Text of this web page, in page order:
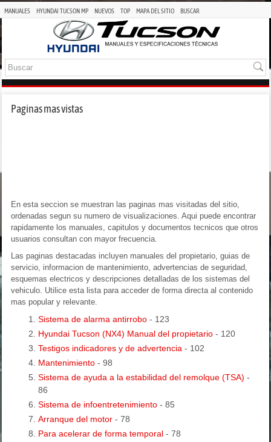
MANUALES HYUNDAI TUCSON MP NUEVOS TOP MAPA DEL SITIO BUSCAR
Paginas mas vistas
En esta seccion se muestran las paginas mas visitadas del sitio,
ordenadas segun su numero de visualizaciones. Aqui puede encontrar
rapidamente los manuales, capitulos y documentos tecnicos que otros
usuarios consultan con mayor frecuencia.
Las paginas destacadas incluyen manuales del propietario, guias de
servicio, informacion de mantenimiento, advertencias de seguridad,
esquemas electricos y descripciones detalladas de los sistemas del
vehiculo. Utilice esta lista para acceder de forma directa al contenido
mas popular y relevante.
Sistema de alarma antirrobo - 123
Hyundai Tucson (NX4) Manual del propietario - 120
Testigos indicadores y de advertencia - 102
Mantenimiento - 98
Sistema de ayuda a la estabilidad del remolque (TSA) -
86
Sistema de infoentretenimiento - 85
Arranque del motor - 78
Para acelerar de forma temporal - 78